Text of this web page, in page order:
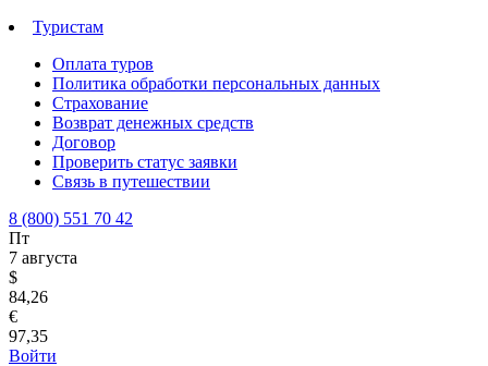
Туристам
Оплата туров
Политика обработки персональных данных
Страхование
Возврат денежных средств
Договор
Проверить статус заявки
Связь в путешествии
8 (800) 551 70 42
Пт
7 августа
$
84,26
€
97,35
Войти